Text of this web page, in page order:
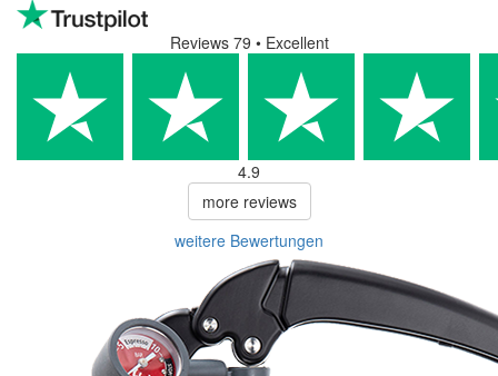
Reviews 79 • Excellent
4.9
more reviews
weitere Bewertungen